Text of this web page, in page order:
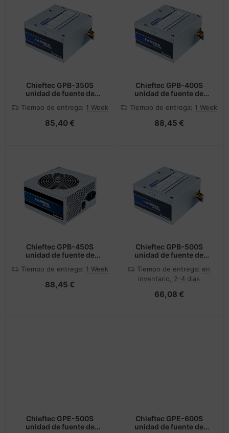
Chieftec GPB-350S
unidad de fuente de
20+4 pin ATX PS/2 Plata
Tiempo de entrega: 1 Week
85,40 €
Chieftec GPB-400S
unidad de fuente de
20+4 pin ATX PS/2 Plata
Tiempo de entrega: 1 Week
88,45 €
Chieftec GPB-450S
unidad de fuente de
20+4 pin ATX PS/2 Plata
Tiempo de entrega: 1 Week
88,45 €
Chieftec GPB-500S
unidad de fuente de
20+4 pin ATX PS/2 Plata
Tiempo de entrega: en
inventario, 2-4 dias
66,08 €
Chieftec GPE-500S
unidad de fuente de
Chieftec GPE-600S
unidad de fuente de